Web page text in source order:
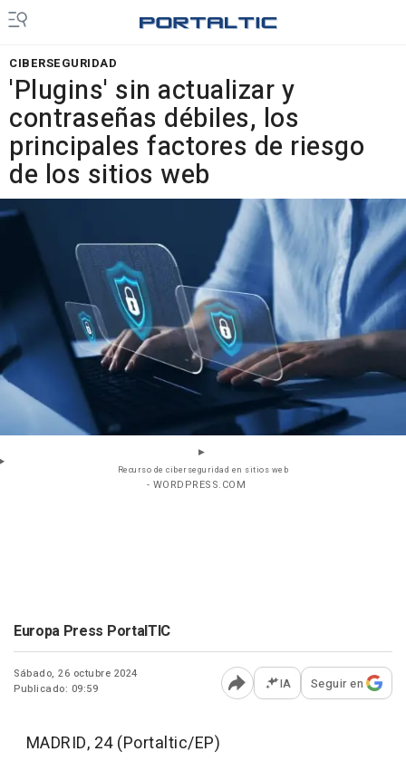
CIBERSEGURIDAD
'Plugins' sin actualizar y
contraseñas débiles, los
principales factores de riesgo
de los sitios web
Recurso de ciberseguridad en sitios web
- WORDPRESS.COM
Europa Press PortalTIC
Sábado, 26 octubre 2024
Publicado: 09:59
Abrir opciones para
IA Seguir en
MADRID, 24 (Portaltic/EP)